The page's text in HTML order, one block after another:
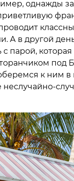
однажды
А в другой
парой, которая
под
к ним в
неслучайно-